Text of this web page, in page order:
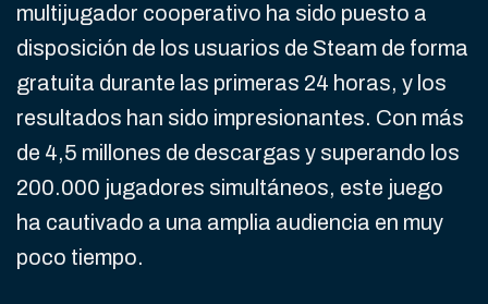
multijugador cooperativo ha sido puesto a
disposición de los usuarios de Steam de forma
gratuita durante las primeras 24 horas, y los
resultados han sido impresionantes. Con más
de 4,5 millones de descargas y superando los
200.000 jugadores simultáneos, este juego
ha cautivado a una amplia audiencia en muy
poco tiempo.